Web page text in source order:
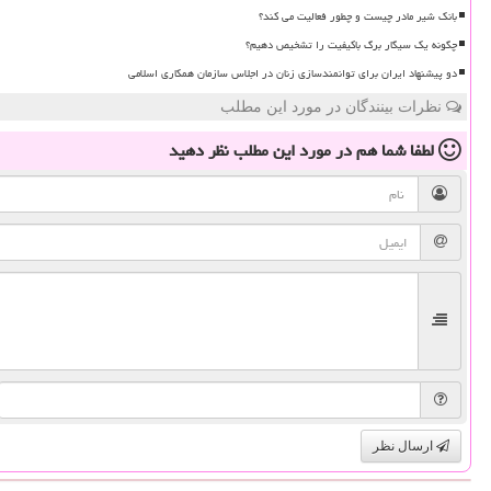
بانک شیر مادر چیست و چطور فعالیت می کند؟
چگونه یک سیگار برگ باکیفیت را تشخیص دهیم؟
دو پیشنهاد ایران برای توانمندسازی زنان در اجلاس سازمان همکاری اسلامی
نظرات بینندگان در مورد این مطلب
لطفا شما همدر مورد این مطلبنظر دهید
ارسال نظر